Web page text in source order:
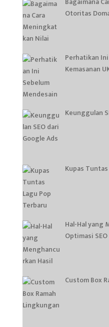
Otoritas
Perhatikan
Kemasanan
Keunggulan
Kupas
Hal-Hal yang
Optimasi SEO
Custom Box